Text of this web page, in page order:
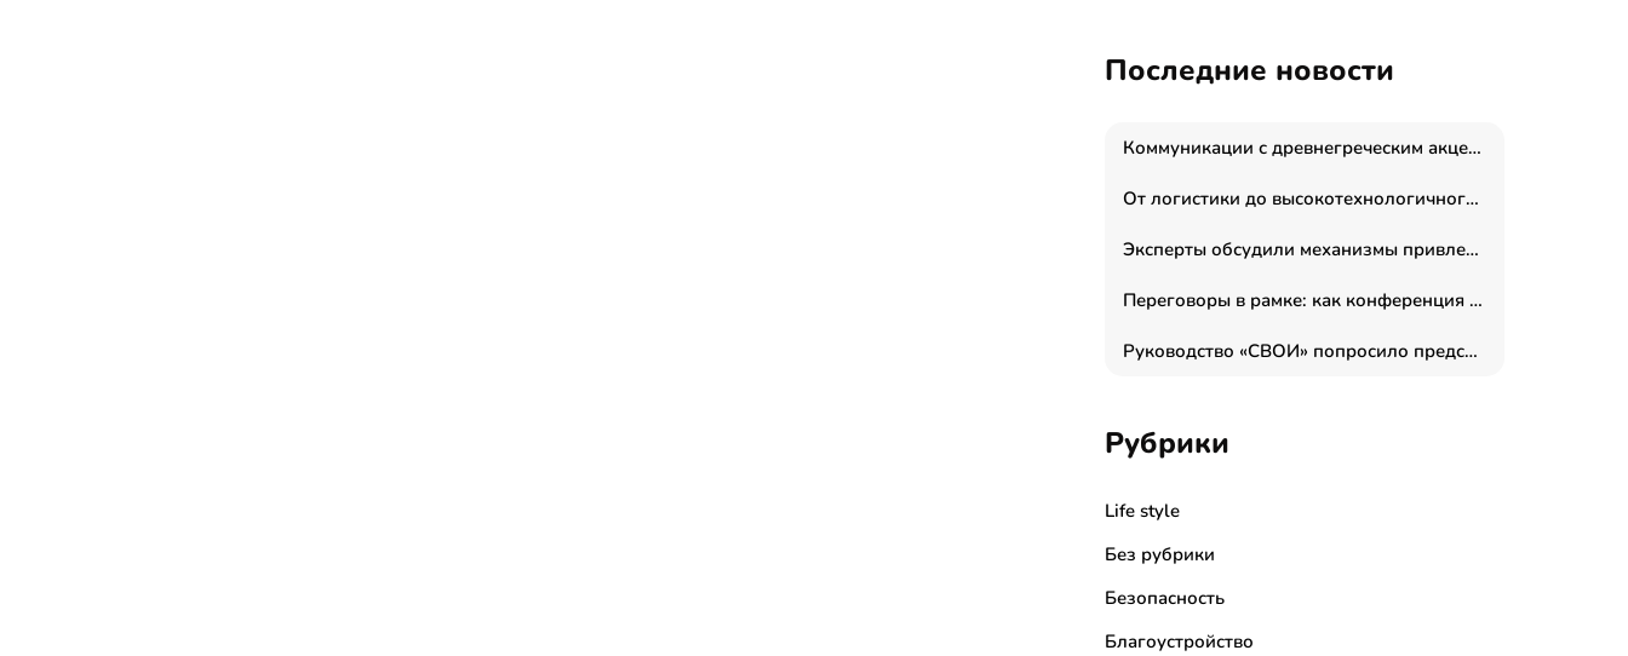
Последние новости
Коммуникации с древнегреческим акцентом: медиаменеджер и журналист Владимир Дергачев запустил коммуникационное агентство «Сократ 2.0»
От логистики до высокотехнологичного производства: как основатель “гагаринга” выстраивает экосистему безопасности и гражданских БПЛА
Эксперты обсудили механизмы привлечения молодых специалистов в промышленные города
Переговоры в рамке: как конференция «Бизнес как искусство» переформатирует деловой этикет в стенах ТПП РФ
Руководство «СВОИ» попросило председателя СКР дать правовую оценку обысков в тыловом штабе
Рубрики
Life style
Без рубрики
Безопасность
Благоустройство